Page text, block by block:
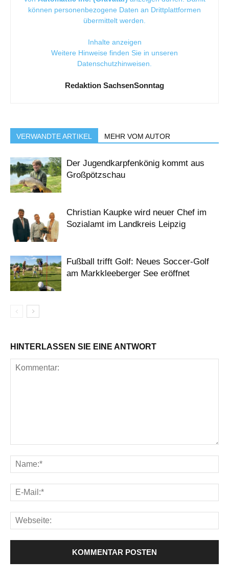
können personenbezogene Daten an Drittplattformen
übermittelt werden.
Inhalte anzeigen
Weitere Hinweise finden Sie in unseren
Datenschutzhinweisen
Redaktion SachsenSonntag
VERWANDTE ARTIKEL MEHR VOM AUTOR
Der Jugendkarpfenkönig kommt aus
Großpötzschau
Christian Kaupke wird neuer Chef im
Sozialamt im Landkreis Leipzig
Fußball trifft Golf: Neues Soccer-Golf
am Markkleeberger See eröffnet
HINTERLASSEN SIE EINE ANTWORT